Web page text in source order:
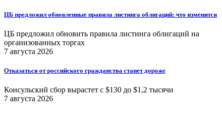
ЦБ предложил обновленные правила листинга облигаций: что изменится
ЦБ предложил обновить правила листинга облигаций на
организованных торгах
7 августа 2026
Отказаться от российского гражданства станет дороже
Консульский сбор вырастет с $130 до $1,2 тысячи
7 августа 2026